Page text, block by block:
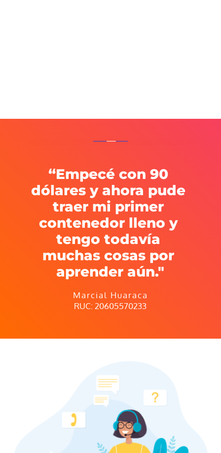
“Empecé con 90
dólares y ahora pude
traer mi primer
contenedor lleno y
tengo todavía
muchas cosas por
aprender aún."
Marcial Huaraca
RUC: 20605570233